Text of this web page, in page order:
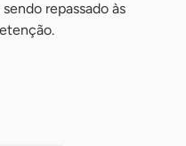
repassado às